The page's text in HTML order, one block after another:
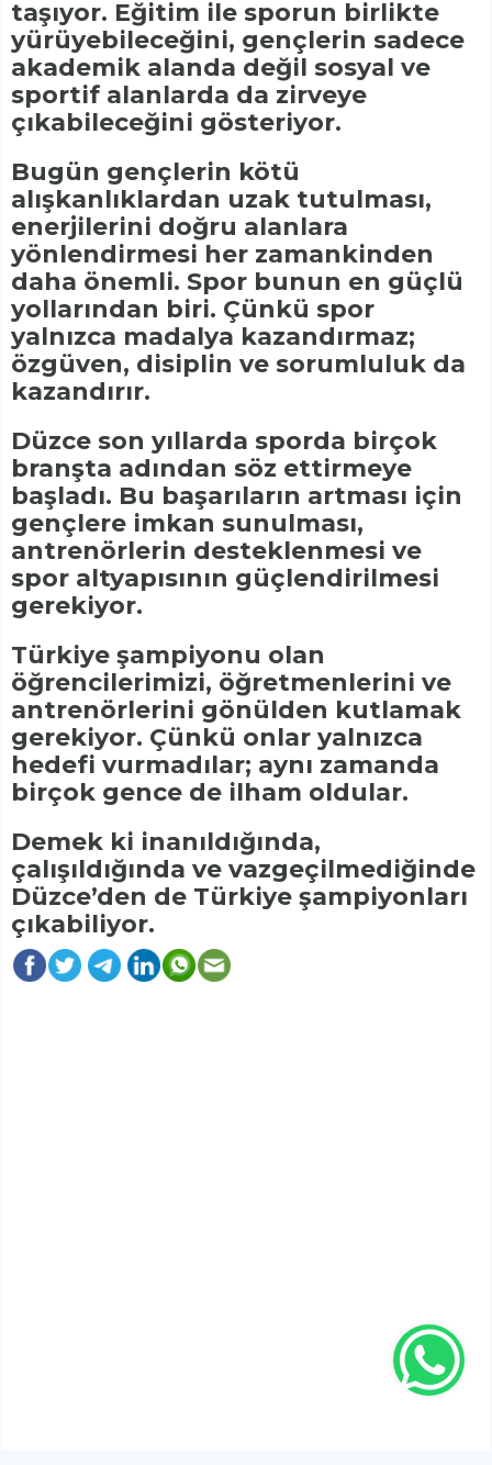
taşıyor. Eğitim ile sporun birlikte
yürüyebileceğini, gençlerin sadece
akademik alanda değil sosyal ve
sportif alanlarda da zirveye
çıkabileceğini gösteriyor.
Bugün gençlerin kötü
alışkanlıklardan uzak tutulması,
enerjilerini doğru alanlara
yönlendirmesi her zamankinden
daha önemli. Spor bunun en güçlü
yollarından biri. Çünkü spor
yalnızca madalya kazandırmaz;
özgüven, disiplin ve sorumluluk da
kazandırır.
Düzce son yıllarda sporda birçok
branşta adından söz ettirmeye
başladı. Bu başarıların artması için
gençlere imkan sunulması,
antrenörlerin desteklenmesi ve
spor altyapısının güçlendirilmesi
gerekiyor.
Türkiye şampiyonu olan
öğrencilerimizi, öğretmenlerini ve
antrenörlerini gönülden kutlamak
gerekiyor. Çünkü onlar yalnızca
hedefi vurmadılar; aynı zamanda
birçok gence de ilham oldular.
Demek ki inanıldığında,
çalışıldığında ve vazgeçilmediğinde
Düzce’den de Türkiye şampiyonları
çıkabiliyor.